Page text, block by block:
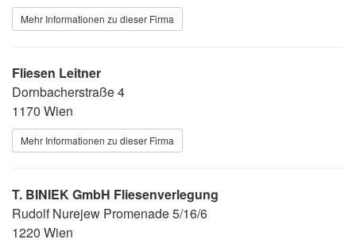
Mehr Informationen zu dieser Firma
Fliesen Leitner
Dornbacherstraße 4
1170 Wien
Mehr Informationen zu dieser Firma
T. BINIEK GmbH Fliesenverlegung
Rudolf Nurejew Promenade 5/16/6
1220 Wien